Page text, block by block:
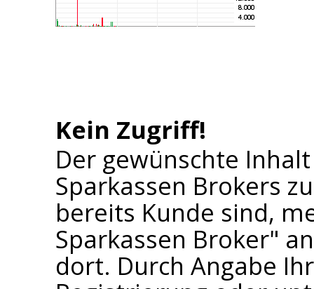
Kein Zugriff!
Der gewünschte
Sparkassen Brokers
bereits Kunde sind,
Sparkassen Broker"
dort. Durch Angabe